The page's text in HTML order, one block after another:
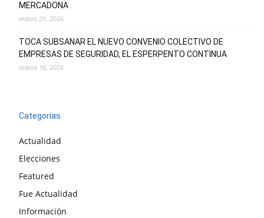
MERCADONA
marzo 21, 2026
TOCA SUBSANAR EL NUEVO CONVENIO COLECTIVO DE
EMPRESAS DE SEGURIDAD, EL ESPERPENTO CONTINUA
marzo 16, 2026
Categorias
Actualidad
Elecciones
Featured
Fue Actualidad
Información